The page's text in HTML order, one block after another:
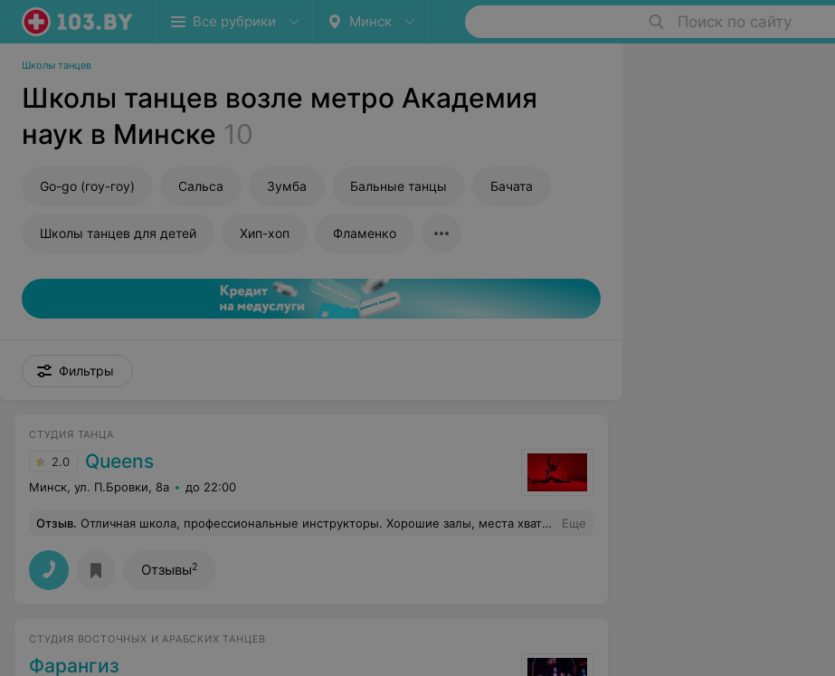
Все рубрики Минск Поиск по сайту
Школы танцев
Школы танцев возле метро Академия
наук в Минске 10
Go-go (гоу-гоу) Сальса Зумба Бальные танцы Бачата
Школы танцев для детей Хип-хоп Фламенко
Фильтры
СТУДИЯ ТАНЦА
2.0 Queens
Минск, ул. П.Бровки, 8а до 22:00
Отзыв. Отличная школа, профессиональные инструкторы. Хорошие залы, места хватает всем. Также радует наличие душевых. Еще
Отзывы2
СТУДИЯ ВОСТОЧНЫХ И АРАБСКИХ ТАНЦЕВ
Фарангиз